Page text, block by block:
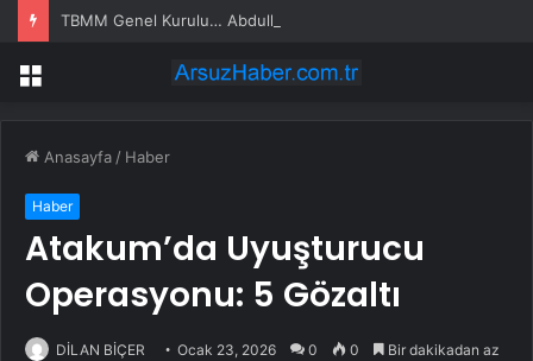
Menü
Anasayfa / Haber
Haber
Atakum’da Uyuşturucu
Operasyonu: 5 Gözaltı
DİLAN BİÇER Ocak 23, 2026 0 0 Bir dakikadan az